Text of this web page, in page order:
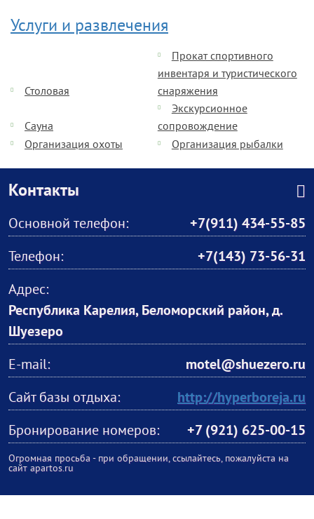
Услуги и развлечения
Столовая
Прокат спортивного
инвентаря и туристического
снаряжения
Сауна
Экскурсионное
сопровождение
Организация охоты
Организация рыбалки
Контакты
Основной телефон:
+7(911) 434-55-85
Телефон:
+7(143) 73-56-31
Адрес:
Республика Карелия, Беломорский район, д.
Шуезеро
E-mail:
motel@shuezero.ru
Сайт базы отдыха:
http://hyperboreja.ru
Бронирование номеров:
+7 (921) 625-00-15
Огромная просьба - при обращении, ссылайтесь, пожалуйста на
сайт apartos.ru